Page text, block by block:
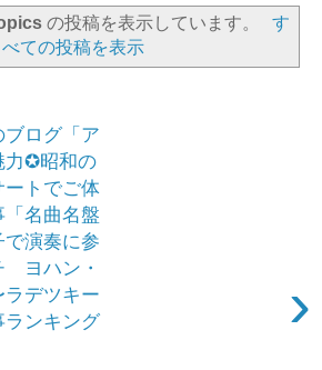
の投稿を表示しています。
す
べての投稿を表示
ログ「ア
力✪昭和の
トでご体
名曲名盤
演奏に参
ヨハン・
デツキー
ンキング
›